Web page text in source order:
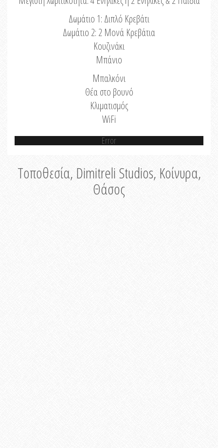
Δωμάτιο 1: Διπλό Κρεβάτι
Δωμάτιο 2: 2 Μονά Κρεβάτια
Κουζινάκι
Μπάνιο
Μπαλκόνι
Θέα στο βουνό
Κλιματισμός
WiFi
Error
Τοποθεσία, Dimitreli Studios, Κοίνυρα,
Θάσος